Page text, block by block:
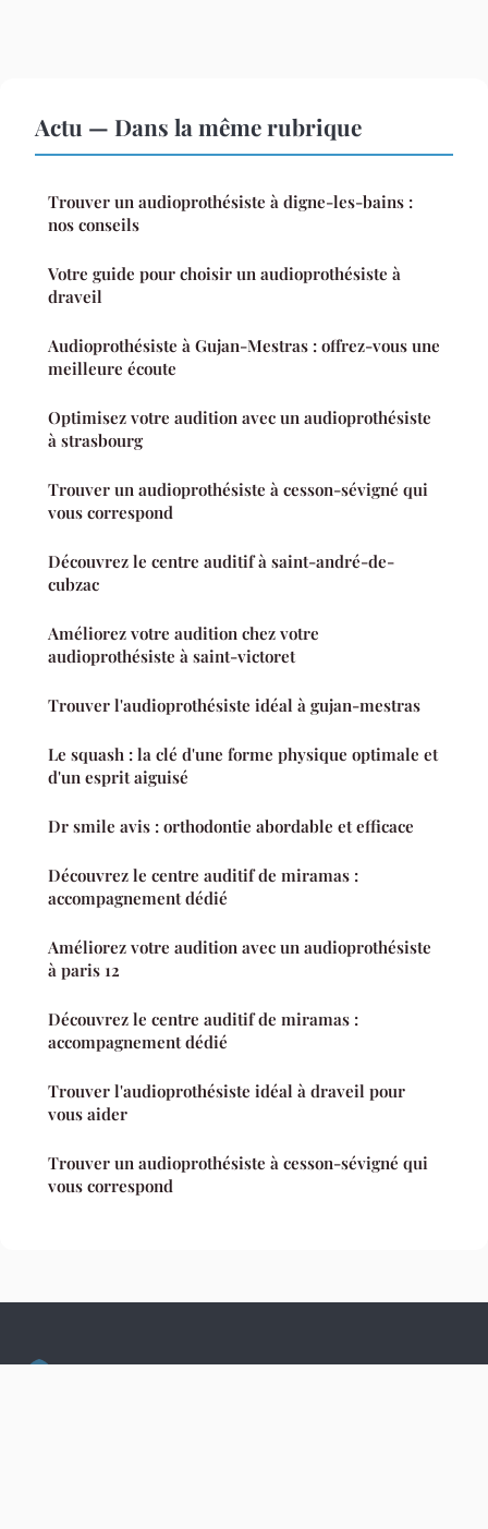
Actu — Dans la même rubrique
Trouver un audioprothésiste à digne-les-bains :
nos conseils
Votre guide pour choisir un audioprothésiste à
draveil
Audioprothésiste à Gujan-Mestras : offrez-vous une
meilleure écoute
Optimisez votre audition avec un audioprothésiste
à strasbourg
Trouver un audioprothésiste à cesson-sévigné qui
vous correspond
Découvrez le centre auditif à saint-andré-de-
cubzac
Améliorez votre audition chez votre
audioprothésiste à saint-victoret
Trouver l'audioprothésiste idéal à gujan-mestras
Le squash : la clé d'une forme physique optimale et
d'un esprit aiguisé
Dr smile avis : orthodontie abordable et efficace
Découvrez le centre auditif de miramas :
accompagnement dédié
Améliorez votre audition avec un audioprothésiste
à paris 12
Découvrez le centre auditif de miramas :
accompagnement dédié
Trouver l'audioprothésiste idéal à draveil pour
vous aider
Trouver un audioprothésiste à cesson-sévigné qui
vous correspond
Culture Hopital